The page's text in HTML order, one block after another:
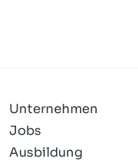
Unternehmen
Jobs
Ausbildung